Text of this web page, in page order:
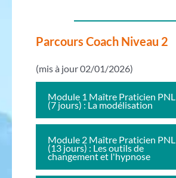
Parcours Coach Niveau 2
(mis à jour 02/01/2026)
Module 1 Maître Praticien PNL
(7 jours) : La modélisation
Module 2 Maître Praticien PNL
(13 jours) : Les outils de
changement et l'hypnose